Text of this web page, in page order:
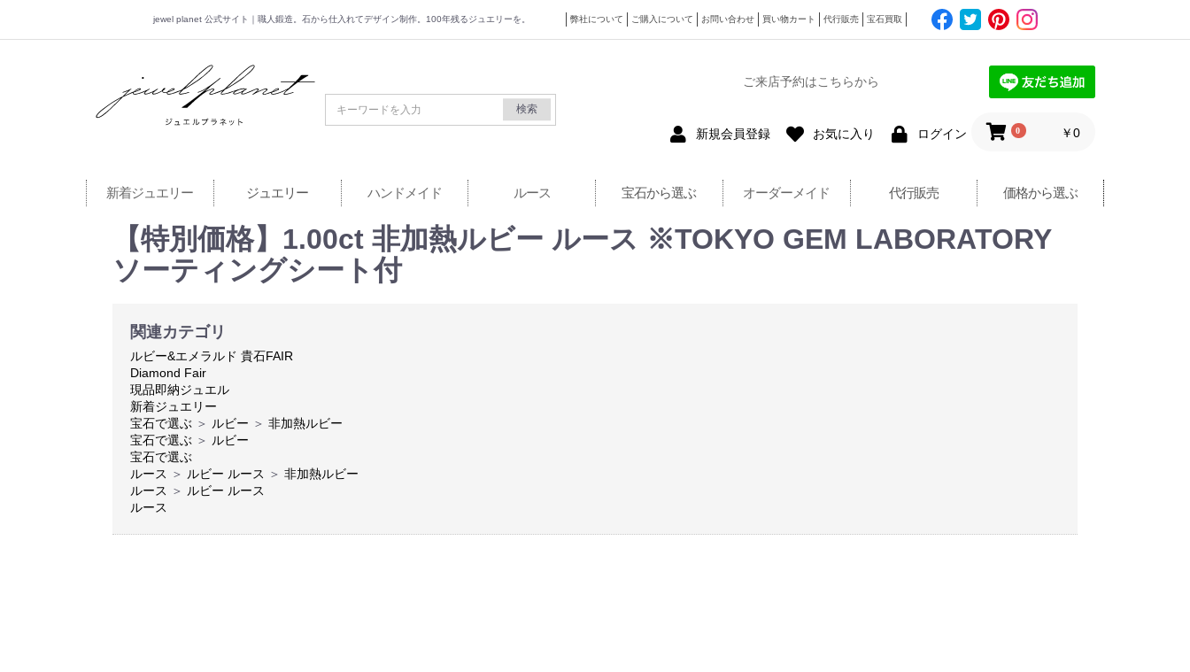
jewel planet 公式サイト｜職人鍛造。石から仕入れてデザイン制作。100年残るジュエリーを。 弊社について ご購入について お問い合わせ 買い物カート 代行販売 宝石買取
jewel planet 公式サイト
検索
ご来店予約はこちらから
新規会員登録 お気に入り ログイン 0 ￥0
新着ジュエリー ジュエリー ハンドメイド ルース 宝石から選ぶ オーダーメイド 代行販売 価格から選ぶ
【特別価格】1.00ct 非加熱ルビー ルース ※TOKYO GEM LABORATORY
ソーティングシート付
関連カテゴリ
ルビー&エメラルド 貴石FAIR
Diamond Fair
現品即納ジュエル
新着ジュエリー
宝石で選ぶ ＞ ルビー ＞ 非加熱ルビー
宝石で選ぶ ＞ ルビー
宝石で選ぶ
ルース ＞ ルビー ルース ＞ 非加熱ルビー
ルース ＞ ルビー ルース
ルース